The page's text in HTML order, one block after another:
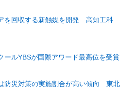
を回収する新触媒を開発 高知工科
ールYBSが国際アワード最高位を受賞
防災対策の実施割合が高い傾向 東北